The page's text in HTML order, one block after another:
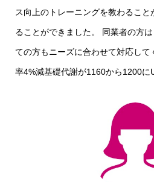
ス向上のトレーニングを教わるこ
ることができました。 同業者の方
ての方もニーズに合わせて対応し
率4%減基礎代謝が1160から1200に